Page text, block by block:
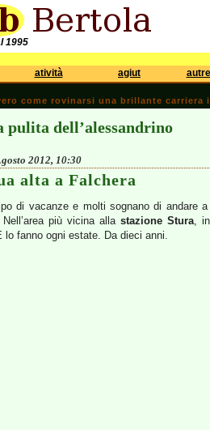
1995
atività agiut
come rovinarsi una brillante carriera
pulita dell’alessandrino
2012, 10:30
alta a Falchera
di vacanze e molti sognano di andare a
più vicina alla stazione Stura,
lo fanno ogni estate. Da dieci anni.